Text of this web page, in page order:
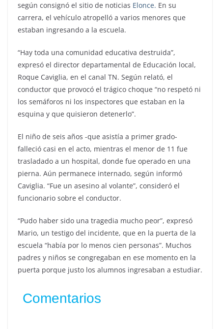
según consignó el sitio de noticias Elonce. En su
carrera, el vehículo atropelló a varios menores que
estaban ingresando a la escuela.
“Hay toda una comunidad educativa destruida”,
expresó el director departamental de Educación local,
Roque Caviglia, en el canal TN. Según relató, el
conductor que provocó el trágico choque “no respetó ni
los semáforos ni los inspectores que estaban en la
esquina y que quisieron detenerlo”.
El niño de seis años -que asistía a primer grado-
falleció casi en el acto, mientras el menor de 11 fue
trasladado a un hospital, donde fue operado en una
pierna. Aún permanece internado, según informó
Caviglia. “Fue un asesino al volante”, consideró el
funcionario sobre el conductor.
“Pudo haber sido una tragedia mucho peor”, expresó
Mario, un testigo del incidente, que en la puerta de la
escuela “había por lo menos cien personas”. Muchos
padres y niños se congregaban en ese momento en la
puerta porque justo los alumnos ingresaban a estudiar.
Comentarios